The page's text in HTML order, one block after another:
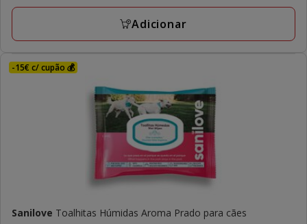
L
Adicionar
-15€ c/ cupão 💰
Sanilove Toalhitas Húmidas Aroma Prado para cães